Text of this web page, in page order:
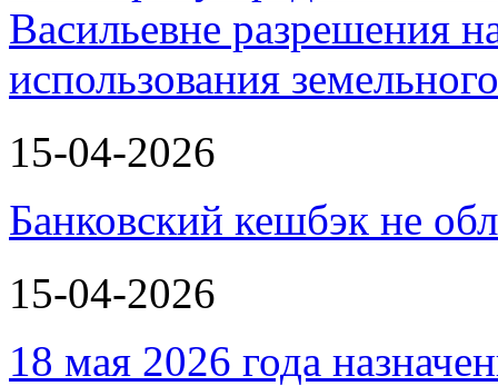
Васильевне разрешения
использования
15-04-2026
Банковский кешбэк не
15-04-2026
18 мая 2026 года